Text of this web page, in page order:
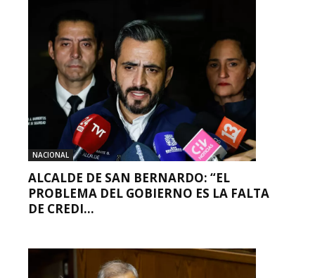
NACIONAL
ALCALDE DE SAN BERNARDO: “EL
PROBLEMA DEL GOBIERNO ES LA FALTA
DE CREDI...